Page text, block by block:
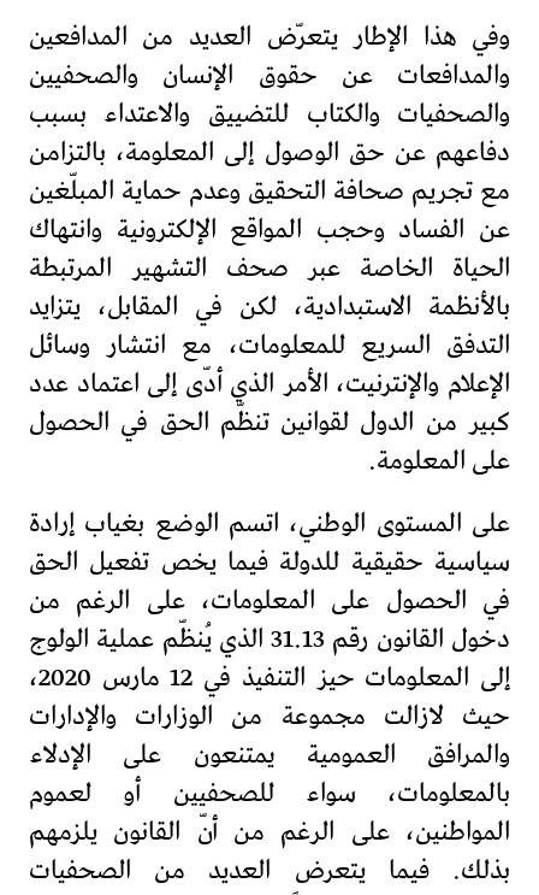
وفي هذا الإطار يتعرّض العديد من المدافعين
والمدافعات عن حقوق الإنسان والصحفيين
والصحفيات والكتاب للتضييق والاعتداء بسبب
دفاعهم عن حق الوصول إلى المعلومة، بالتزامن
مع تجريم صحافة التحقيق وعدم حماية المبلّغين
عن الفساد وحجب المواقع الإلكترونية وانتهاك
الحياة الخاصة عبر صحف التشهير المرتبطة
بالأنظمة الاستبدادية، لكن في المقابل، يتزايد
التدفق السريع للمعلومات، مع انتشار وسائل
الإعلام والإنترنيت، الأمر الذي أدّى إلى اعتماد عدد
كبير من الدول لقوانين تنظّم الحق في الحصول
على المعلومة.
على المستوى الوطني، اتسم الوضع بغياب إرادة
سياسية حقيقية للدولة فيما يخص تفعيل الحق
في الحصول على المعلومات، على الرغم من
دخول القانون رقم 31.13 الذي يُنظّم عملية الولوج
إلى المعلومات حيز التنفيذ في 12 مارس 2020،
حيث لازالت مجموعة من الوزارات والإدارات
والمرافق العمومية يمتنعون على الإدلاء
بالمعلومات، سواء للصحفيين أو لعموم
المواطنين، على الرغم من أنّ القانون يلزمهم
بذلك. فيما يتعرض العديد من الصحفيات